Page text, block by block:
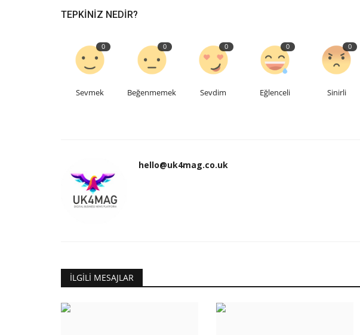
TEPKINIZ NEDIR?
0
Sevmek
0
Beğenmemek
0
Sevdim
0
Eğlenceli
0
Sinirli
hello@uk4mag.co.uk
İLGILI MESAJLAR